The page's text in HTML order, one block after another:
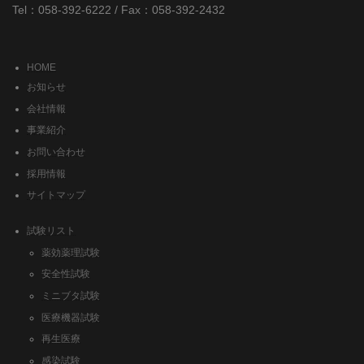
Tel：058-392-6222 / Fax：058-392-2432
HOME
お知らせ
会社情報
事業紹介
お問い合わせ
採用情報
サイトマップ
試験リスト
薬効薬理試験
安全性試験
ミニブタ試験
医療機器試験
再生医療
感染試験